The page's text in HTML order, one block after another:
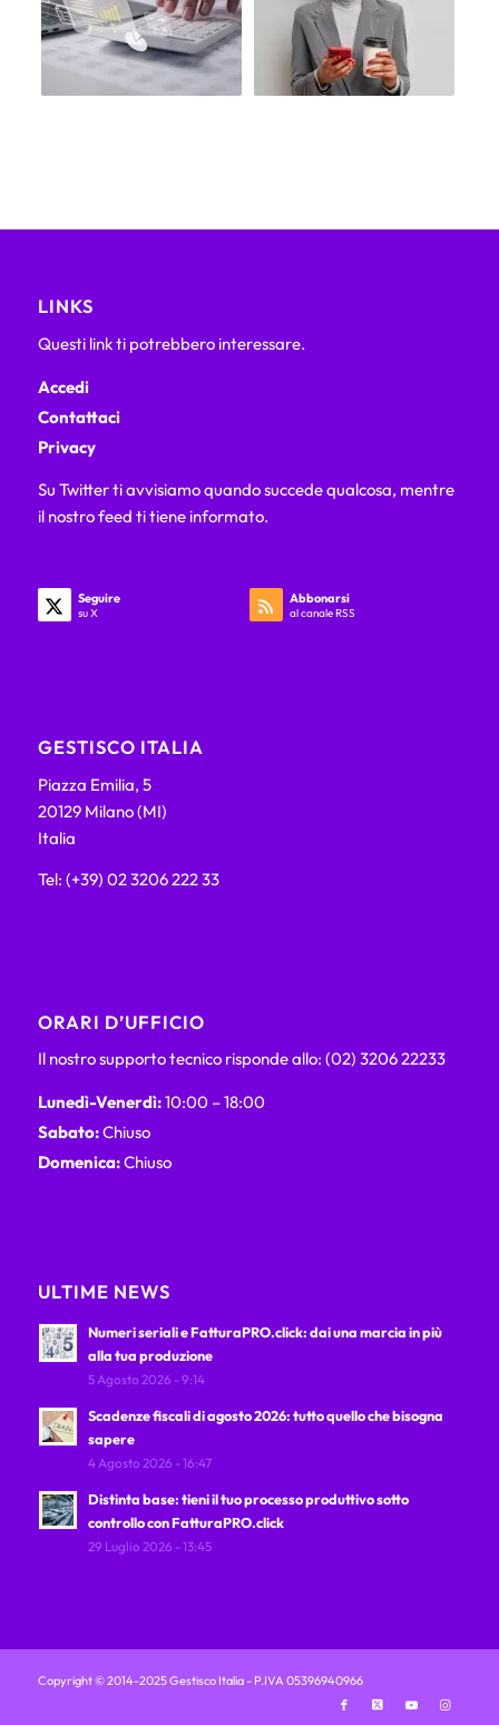
LINKS
Questi link ti potrebbero interessare.
Accedi
Contattaci
Privacy
Su Twitter ti avvisiamo quando succede qualcosa, mentre
il nostro feed ti tiene informato.
Seguire
su X
Abbonarsi
al canale RSS
GESTISCO ITALIA
Piazza Emilia, 5
20129 Milano (MI)
Italia
Tel: (+39) 02 3206 222 33
ORARI D’UFFICIO
Il nostro supporto tecnico risponde allo: (02) 3206 22233
Lunedì-Venerdì:10:00 – 18:00
Sabato:Chiuso
Domenica:Chiuso
ULTIME NEWS
Numeri seriali e FatturaPRO.click: dai una marcia in più
alla tua produzione
5 Agosto 2026 - 9:14
Scadenze fiscali di agosto 2026: tutto quello che bisogna
sapere
4 Agosto 2026 - 16:47
Distinta base: tieni il tuo processo produttivo sotto
controllo con FatturaPRO.click
29 Luglio 2026 - 13:45
Copyright © 2014-2025 Gestisco Italia - P.IVA 05396940966